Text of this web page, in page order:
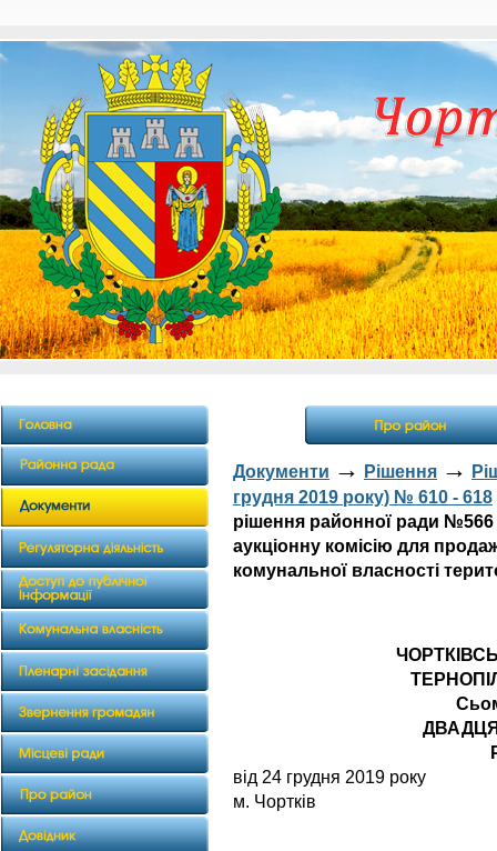
Документи → Рішення →
грудня 2019 року) № 610 - 618
рішення районної ради №566
аукціонну комісію для
комунальної власності
від 24
м. Чортків